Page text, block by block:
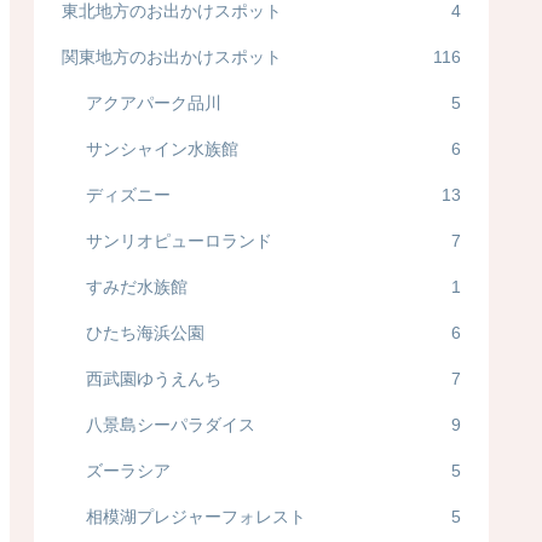
東北地方のお出かけスポット 4
関東地方のお出かけスポット 116
アクアパーク品川 5
サンシャイン水族館 6
ディズニー 13
サンリオピューロランド 7
すみだ水族館 1
ひたち海浜公園 6
西武園ゆうえんち 7
八景島シーパラダイス 9
ズーラシア 5
相模湖プレジャーフォレスト 5